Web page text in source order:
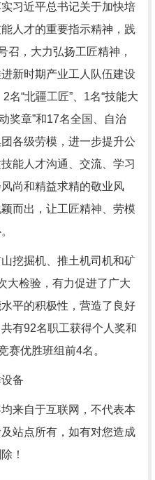
习近平总书记关于加快培
人才的重要指示精神，践
召，大力弘扬工匠精神，
新时期产业工人队伍建设
名“北疆工匠”、1名“技能大
奖章”和17名全国、自治
各级劳模，进一步提升公
能人才沟通、交流、学习
尚和精益求精的敬业风
而出，让工匠精神、劳模
挖掘机、推土机司机和矿
大检验，有力促进了广大
平的积极性，营造了良好
有92名职工获得个人奖和
赛优胜班组前4名。
备
来自于互联网，不代表本
站点所有，如有对您造成
！